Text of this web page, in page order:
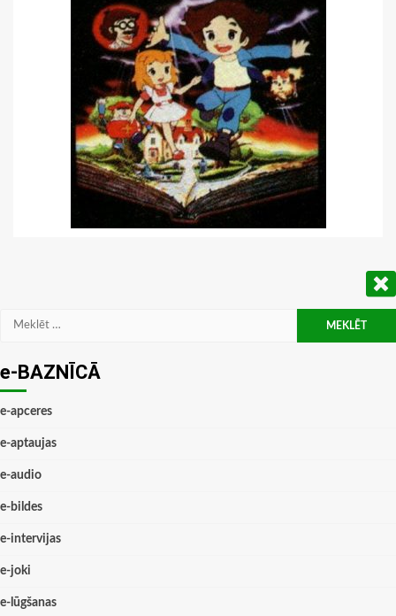
Meklēt:
e-BAZNĪCĀ
e-apceres
e-aptaujas
e-audio
e-bildes
e-intervijas
e-joki
e-lūgšanas